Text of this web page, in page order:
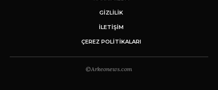
GİZLİLİK
İLETIŞIM
ÇEREZ POLITIKALARI
©Arkeonews.com